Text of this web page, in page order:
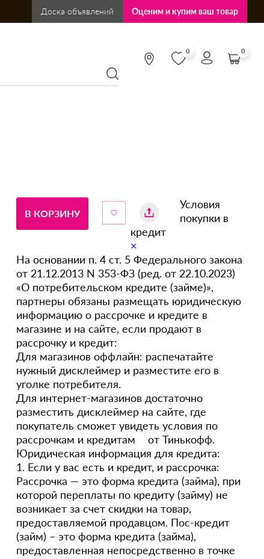
Доска объявлений Оценим и купим ваш товар
0 0
В КОРЗИНУ
Условия
покупки в
кредит
×
На основании п. 4 ст. 5 Федерального закона
от 21.12.2013 N 353-ФЗ (ред. от 22.10.2023)
«О потребительском кредите (займе)»,
партнеры обязаны размещать юридическую
информацию о рассрочке и кредите в
магазине и на сайте, если продают в
рассрочку и кредит:
Для магазинов оффлайн: распечатайте
нужный дисклеймер и разместите его в
уголке потребителя.
Для интернет-магазинов достаточно
разместить дисклеймер на сайте, где
покупатель сможет увидеть условия по
рассрочкам и кредитам от Тинькофф.
Юридическая информация для кредита:
1. Если у вас есть и кредит, и рассрочка:
Рассрочка — это форма кредита (займа), при
которой переплаты по кредиту (займу) не
возникает за счет скидки на товар,
предоставляемой продавцом. Пос-кредит
(займ) – это форма кредита (займа),
предоставленная непосредственно в точке